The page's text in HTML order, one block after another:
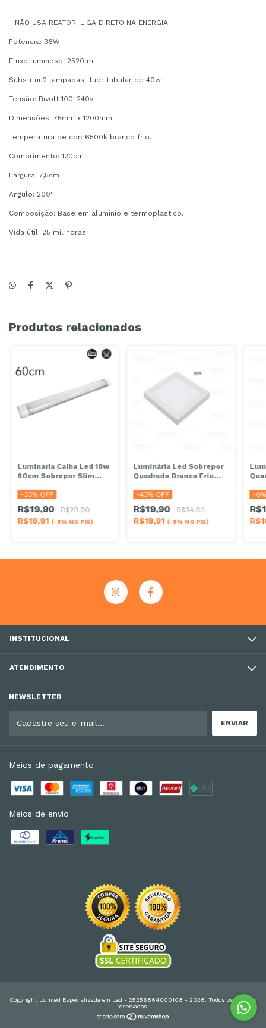
- NÃO USA REATOR. LIGA DIRETO NA ENERGIA
Potencia: 36W
Fluxo luminoso: 2520lm
Substitui 2 lampadas fluor tubular de 40w
Tensão: Bivolt 100-240v
Dimensões: 75mm x 1200mm
Temperatura de cor: 6500k branco frio.
Comprimento: 120cm
Largura: 7,5cm
Angulo: 200°
Composição: Base em aluminio e termoplastico.
Vida útil: 25 mil horas
Produtos relacionados
Luminaria Calha Led 18w
60cm Sobrepor Slim
-33% OFF
R$19,90 R$29,90
R$18,91 (-5% NO PIX)
Luminária Led Sobrepor
Quadrado Branco Frio
-43% OFF
R$19,90 R$34,90
R$18,91 (-5% NO PIX)
-0
INSTITUCIONAL
ATENDIMENTO
NEWSLETTER
Meios de pagamento
Meios de envio
Copyright Lumled Especializada em Led - 25256864000108 - 2026. Todos os direitos
reservados.